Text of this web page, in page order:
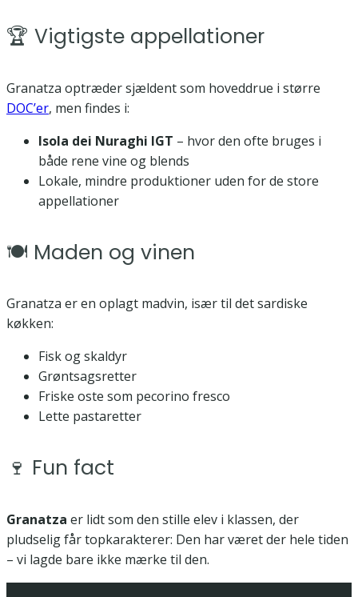
🏆 Vigtigste appellationer
Granatza optræder sjældent som hoveddrue i større
DOC’er, men findes i:
Isola dei Nuraghi IGT – hvor den ofte bruges i
både rene vine og blends
Lokale, mindre produktioner uden for de store
appellationer
🍽️ Maden og vinen
Granatza er en oplagt madvin, især til det sardiske
køkken:
Fisk og skaldyr
Grøntsagsretter
Friske oste som pecorino fresco
Lette pastaretter
🍷 Fun fact
Granatza er lidt som den stille elev i klassen, der
pludselig får topkarakterer: Den har været der hele tiden
– vi lagde bare ikke mærke til den.